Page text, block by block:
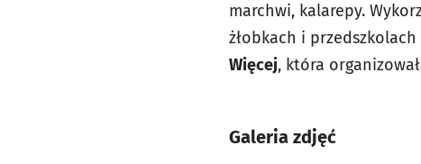
marchwi, kalarepy.
żłobkach i
Więcej, która
Galeria zdjęć